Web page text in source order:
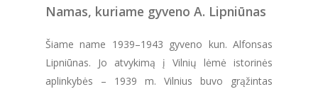
Namas, kuriame gyveno A. Lipniūnas
Šiame name 1939–1943 gyveno kun. Alfonsas
Lipniūnas. Jo atvykimą į Vilnių lėmė istorinės
aplinkybės – 1939 m. Vilnius buvo grąžintas